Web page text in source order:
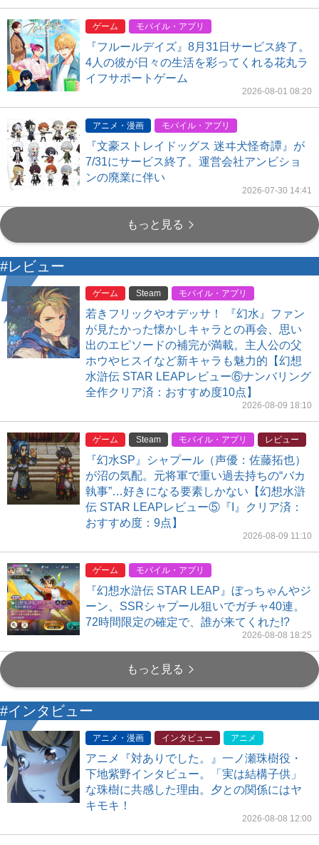
ゲーム モバイル・アプリ
『フルールデイズ』8月31日サービス終了。
4人の彼が日々の生活を彩ってくれる花丸ラ
イフサポートゲーム
2026-08-01 08:20
アニメ・漫画 モバイル・アプリ
『文豪ストレイドッグス 迷ヰ犬怪奇譚』が
7/31にサービス終了。運営会社アンビショ
ンの廃業に伴い
2026-07-30 14:41
もっと見る
#レビュー
ゲーム Steam モバイル・アプリ
若きフリックやオデッサ！ 『幻水』ファン
が見たかった懐かしキャラとの再会、思い
出のエピソードの補完が満載。主人公の父
ホウやヒスイなど新キャラも魅力的【幻想
水滸伝 STAR LEAPレビュー⑥ナンバリング
全作クリア済：おすすめ度10点】
2026-08-09 18:10
ゲーム Steam モバイル・アプリ レビュー
『幻水SP』シャプール（声優：佐藤拓也）
が沼の気配。元将軍で重い過去持ちの“バカ
執事”…好きになる要素しかない【幻想水滸
伝 STAR LEAPレビュー⑤『I』クリア済：
おすすめ度：9点】
2026-08-09 11:10
ゲーム モバイル・アプリ
『幻想水滸伝 STAR LEAP』ぼっちゃんやジ
ーン、SSRシャプール狙いでガチャ40連。
72時間限定の確定で、誰が来てくれた!?
2026-08-08 18:25
もっと見る
#インタビュー
アニメ・漫画 インタビュー アニメ
アニメ『対ありでした。』一ノ瀬珠樹役・
下地紫野インタビュー。「実は結構子供」
な珠樹に共感した理由。夕との関係にはヤ
キモキ！
2026-08-08 12:00